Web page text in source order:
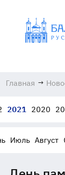
Главная →
2021 2020
Июль Август